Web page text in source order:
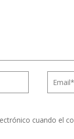
cuando el